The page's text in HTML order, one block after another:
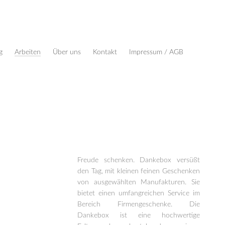
Arbeiten Über uns Kontakt Impressum / AGB
Freude schenken. Dankebox versüßt
den Tag, mit kleinen feinen Geschenken
von ausgewählten Manufakturen. Sie
bietet einen umfangreichen Service im
Bereich Firmengeschenke. Die
Dankebox ist eine hochwertige